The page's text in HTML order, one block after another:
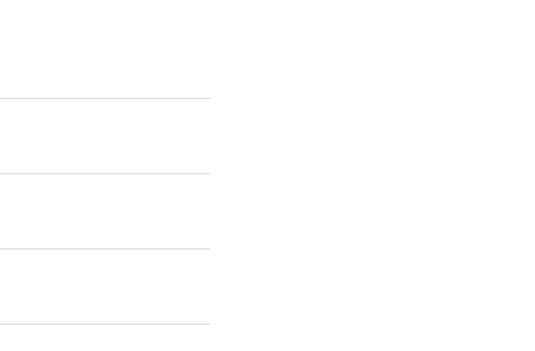
Probepaket selbst
in der Ihr alle
So kannst du es
Uns einfach
desto